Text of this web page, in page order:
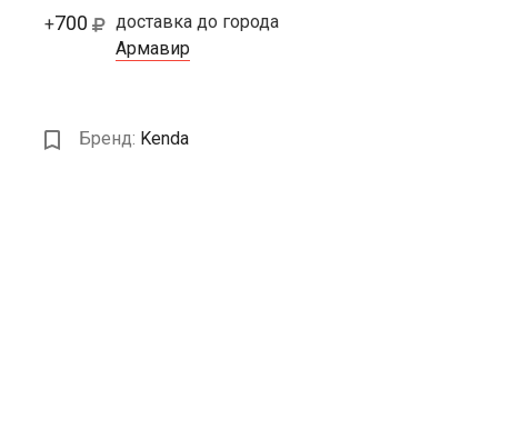
+700
доставка до города
Армавир
Бренд: Kenda